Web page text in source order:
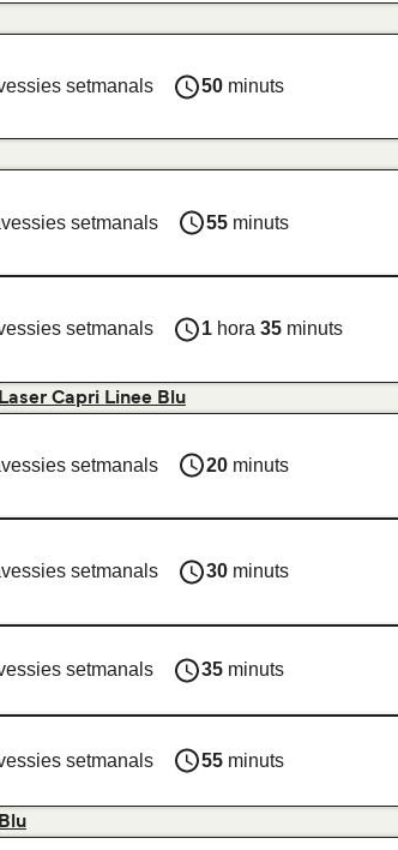
setmanals 50 minuts
setmanals 55 minuts
setmanals 1 hora 35 minuts
Laser Capri Linee Blu
setmanals 20 minuts
setmanals 30 minuts
setmanals 35 minuts
setmanals 55 minuts